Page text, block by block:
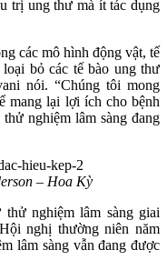
trị ung thư mà ít tác dụng
các mô hình động vật, tế
bỏ các tế bào ung thư
nói. “Chúng tôi mong
mang lại lợi ích cho bệnh
nghiệm lâm sàng đang
– Hoa Kỳ
nghiệm lâm sàng giai
nghị thường niên năm
lâm sàng vẫn đang được